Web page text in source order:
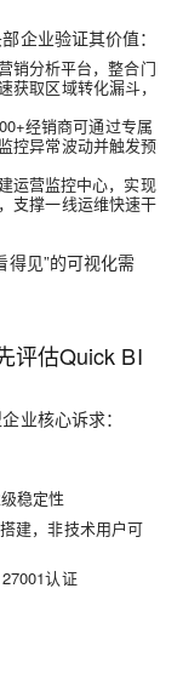
企业验证其价值：
销分析平台，整合门
获取区域转化漏斗，
经销商可通过专属
控异常波动并触发预
运营监控中心，实现
支撑一线运维快速干
见”的可视化需
评估Quick BI
业核心诉求：
稳定性
建，非技术用户可
认证